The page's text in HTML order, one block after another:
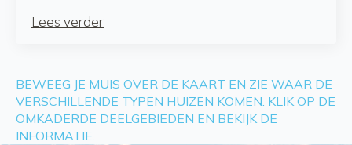
Lees verder
BEWEEG JE MUIS OVER DE KAART EN ZIE WAAR DE
VERSCHILLENDE TYPEN HUIZEN KOMEN. KLIK OP DE
OMKADERDE DEELGEBIEDEN EN BEKIJK DE
INFORMATIE.